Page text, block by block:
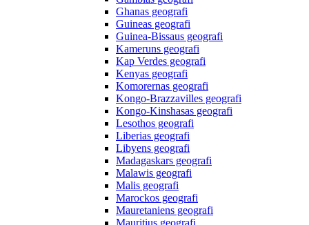
Ghanas geografi
Guineas geografi
Guinea-Bissaus geografi
Kameruns geografi
Kap Verdes geografi
Kenyas geografi
Komorernas geografi
Kongo-Brazzavilles geografi
Kongo-Kinshasas geografi
Lesothos geografi
Liberias geografi
Libyens geografi
Madagaskars geografi
Malawis geografi
Malis geografi
Marockos geografi
Mauretaniens geografi